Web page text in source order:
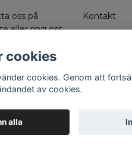
oss på
eller ring oss
Kontakt
cookies
cookies. Genom att
av cookies.
alla